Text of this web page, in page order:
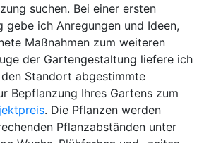
suchen. Bei einer ersten
gebe ich Anregungen und Ideen,
Maßnahmen zum weiteren
der Gartengestaltung liefere ich
Standort abgestimmte
Bepflanzung Ihres Gartens zum
. Die Pflanzen werden
Pflanzabständen unter